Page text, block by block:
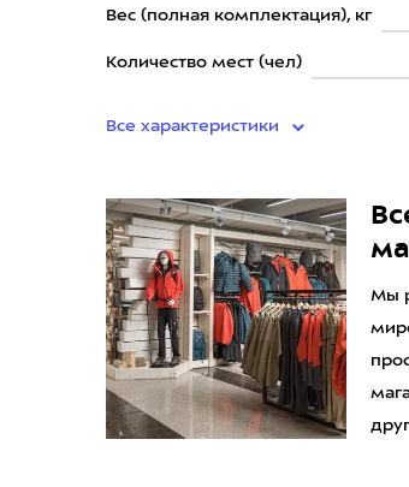
Вес (полная комплектация), кг
Количество мест (чел)
Все характеристики
Мы